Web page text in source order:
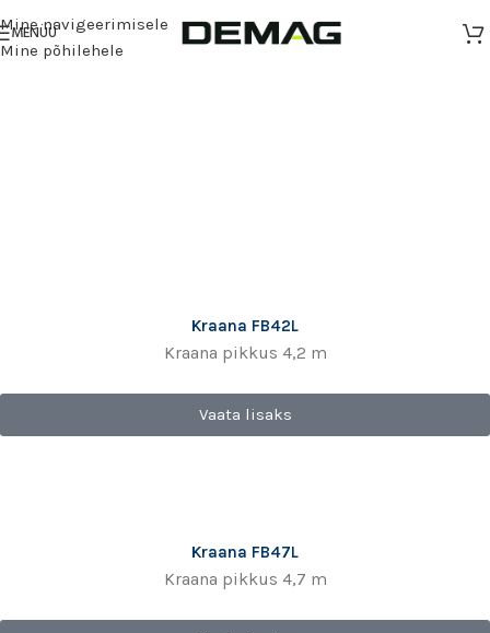
Mine navigeerimisele
Mine põhilehele
MENÜÜ
Kraana FB42L
Kraana pikkus 4,2 m
Vaata lisaks
Kraana FB47L
Kraana pikkus 4,7 m